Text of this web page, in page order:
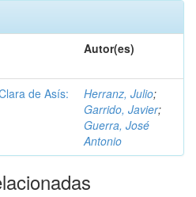
Autor(es)
de Asís:
Herranz, Julio;
Garrido, Javier;
Guerra, José
Antonio